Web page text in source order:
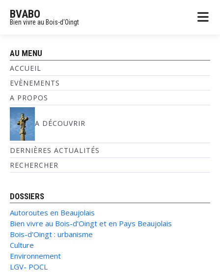
BVABO
Bien vivre au Bois-d'Oingt
AU MENU
ACCUEIL
EVÈNEMENTS
A PROPOS
A DÉCOUVRIR
DERNIÈRES ACTUALITÉS
RECHERCHER
DOSSIERS
Autoroutes en Beaujolais
Bien vivre au Bois-d'Oingt et en Pays Beaujolais
Bois-d'Oingt : urbanisme
Culture
Environnement
LGV- POCL